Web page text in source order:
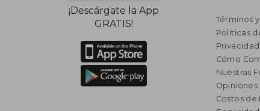
¡Descárgate la App
GRATIS!
Términos
Políticas
Cómo
Nuestras
Opiniones
Costos de